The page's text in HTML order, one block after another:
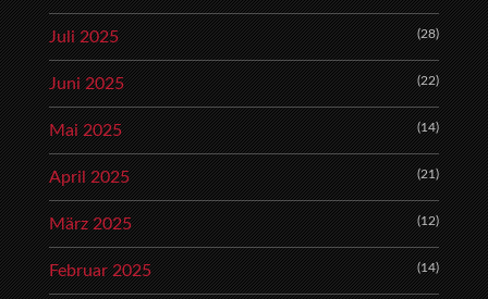
Juli 2025 (28)
Juni 2025 (22)
Mai 2025 (14)
April 2025 (21)
März 2025 (12)
Februar 2025 (14)